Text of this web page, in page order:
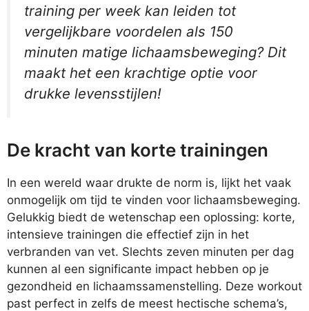
training per week kan leiden tot
vergelijkbare voordelen als 150
minuten matige lichaamsbeweging? Dit
maakt het een krachtige optie voor
drukke levensstijlen!
De kracht van korte trainingen
In een wereld waar drukte de norm is, lijkt het vaak
onmogelijk om tijd te vinden voor lichaamsbeweging.
Gelukkig biedt de wetenschap een oplossing: korte,
intensieve trainingen die effectief zijn in het
verbranden van vet. Slechts zeven minuten per dag
kunnen al een significante impact hebben op je
gezondheid en lichaamssamenstelling. Deze workout
past perfect in zelfs de meest hectische schema’s,